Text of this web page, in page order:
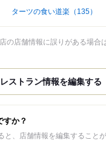
ターツの食い道楽 （135）
の店舗情報に誤りがある場合
すか？
と、店舗情報を編集することが